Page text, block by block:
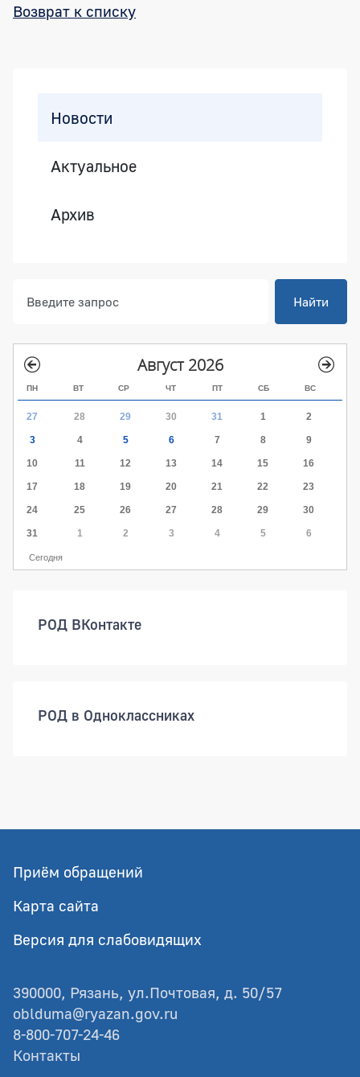
Возврат к списку
Новости
Актуальное
Архив
Найти
Август 2026
ПН ВТ СР ЧТ ПТ СБ ВС
27 28 29 30 31 1 2
3 4 5 6 7 8 9
10 11 12 13 14 15 16
17 18 19 20 21 22 23
24 25 26 27 28 29 30
31 1 2 3 4 5 6
Сегодня
РОД ВКонтакте
РОД в Одноклассниках
Приём обращений
Карта сайта
Версия для слабовидящих
390000, Рязань, ул.Почтовая, д. 50/57
oblduma@ryazan.gov.ru
8-800-707-24-46
Контакты